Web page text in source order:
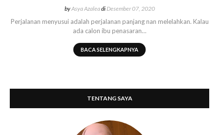
byAsya AzaleadiDesember 07, 2020
Perjalanan menyusui adalah perjalanan panjang nan melelahkan. Kalau
ada calon ibu penasaran…
BACA SELENGKAPNYA
TENTANG SAYA